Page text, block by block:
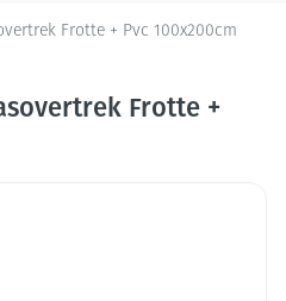
Frotte + Pvc 100x200cm
Frotte +